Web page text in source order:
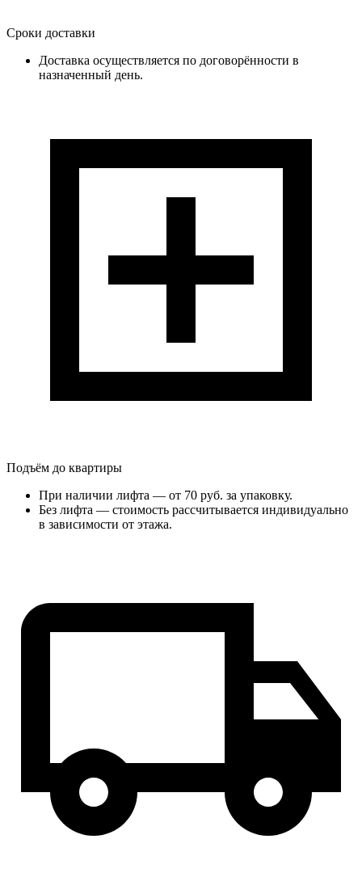
Сроки доставки
Доставка осуществляется по договорённости в
назначенный день.
Подъём до квартиры
При наличии лифта — от 70 руб. за упаковку.
Без лифта — стоимость рассчитывается индивидуально
в зависимости от этажа.